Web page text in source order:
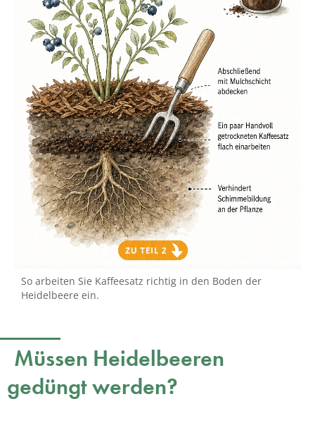
So arbeiten Sie Kaffeesatz richtig in den Boden der
Heidelbeere ein.
Müssen Heidelbeeren
gedüngt werden?